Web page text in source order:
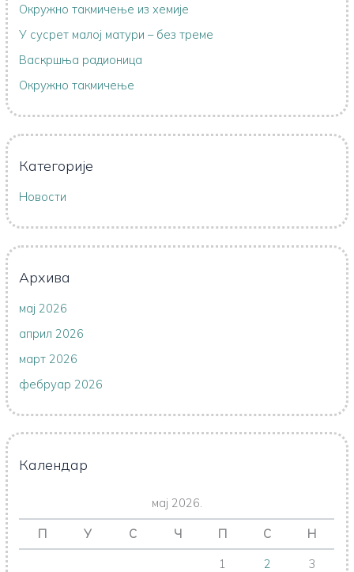
Oкружно такмичењe из хемије
У сусрет малој матури – без треме
Васкршња радионица
Окружно такмичење
Категорије
Новости
Архива
мај 2026
април 2026
март 2026
фебруар 2026
Календар
мај 2026.
П У С Ч П С
Н
1
2
3